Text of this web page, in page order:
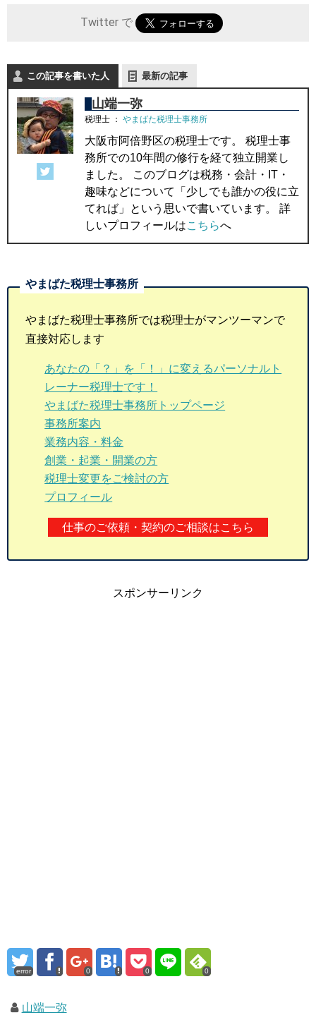
Twitter で
この記事を書いた人 最新の記事
山端一弥
税理士 ： やまばた税理士事務所
大阪市阿倍野区の税理士です。 税理士事
務所での10年間の修行を経て独立開業し
ました。 このブログは税務・会計・IT・
趣味などについて「少しでも誰かの役に立
てれば」という思いで書いています。 詳
しいプロフィールはこちらへ
やまばた税理士事務所では税理士がマンツーマンで
直接対応します
あなたの「？」を「！」に変えるパーソナルト
レーナー税理士です！
やまばた税理士事務所トップページ
事務所案内
業務内容・料金
創業・起業・開業の方
税理士変更をご検討の方
プロフィール
仕事のご依頼・契約のご相談はこちら
スポンサーリンク
error 0 0 0
山端一弥